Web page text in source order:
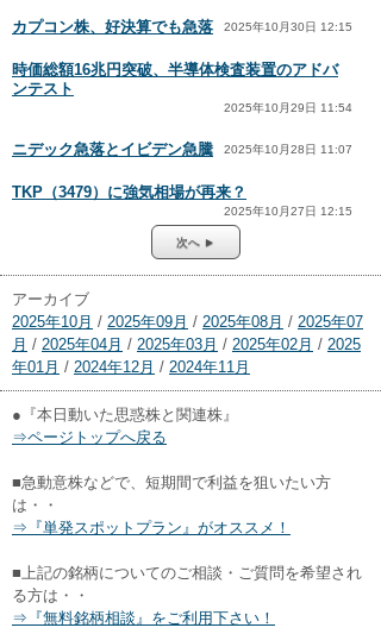
カプコン株、好決算でも急落 2025年10月30日 12:15
時価総額16兆円突破、半導体検査装置のアドバ
ンテスト
2025年10月29日 11:54
ニデック急落とイビデン急騰 2025年10月28日 11:07
TKP（3479）に強気相場が再来？
2025年10月27日 12:15
次へ ►
アーカイブ
2025年10月 / 2025年09月 / 2025年08月 / 2025年07
月 / 2025年04月 / 2025年03月 / 2025年02月 / 2025
年01月 / 2024年12月 / 2024年11月
●『本日動いた思惑株と関連株』
⇒ページトップへ戻る
■急動意株などで、短期間で利益を狙いたい方
は・・
⇒『単発スポットプラン』がオススメ！
■上記の銘柄についてのご相談・ご質問を希望され
る方は・・
⇒『無料銘柄相談』をご利用下さい！